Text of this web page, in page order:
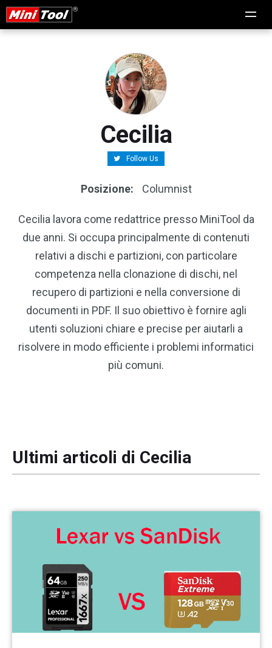
Cecilia
Follow Us
Posizione: Columnist
Cecilia lavora come redattrice presso MiniTool da
due anni. Si occupa principalmente di contenuti
relativi a dischi e partizioni, con particolare
competenza nella clonazione di dischi, nel
recupero di partizioni e nella conversione di
documenti in PDF. Il suo obiettivo è fornire agli
utenti soluzioni chiare e precise per aiutarli a
risolvere in modo efficiente i problemi informatici
più comuni.
Ultimi articoli di Cecilia